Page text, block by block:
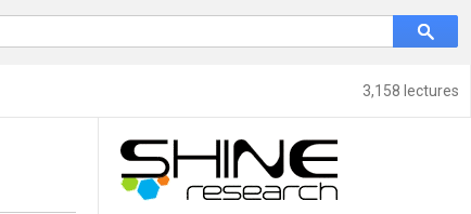
3,158 lectures